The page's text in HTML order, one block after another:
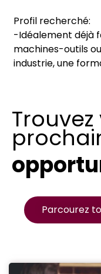
Profil recherché:
-Idéalement déjà
machines-outils
industrie, une
Parcourez